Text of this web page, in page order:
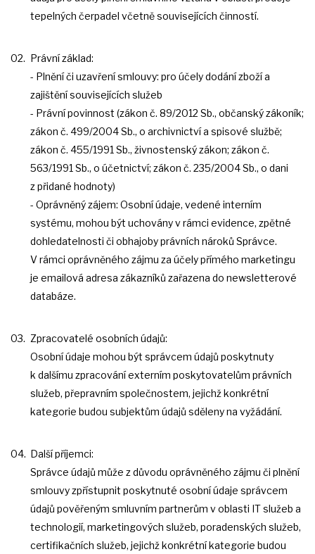
tepelných čerpadel včetně souvisejících činností.
Právní základ:
- Plnění či uzavření smlouvy: pro účely dodání zboží a
zajištění souvisejících služeb
- Právní povinnost (zákon č. 89/2012 Sb., občanský zákoník;
zákon č. 499/2004 Sb., o archivnictví a spisové službě;
zákon č. 455/1991 Sb., živnostenský zákon; zákon č.
563/1991 Sb., o účetnictví; zákon č. 235/2004 Sb., o dani
z přidané hodnoty)
- Oprávněný zájem: Osobní údaje, vedené interním
systému, mohou být uchovány v rámci evidence, zpětné
dohledatelnosti či obhajoby právních nároků Správce.
V rámci oprávněného zájmu za účely přímého marketingu
je emailová adresa zákazníků zařazena do newsletterové
databáze.
Zpracovatelé osobních údajů:
Osobní údaje mohou být správcem údajů poskytnuty
k dalšímu zpracování externím poskytovatelům právních
služeb, přepravním společnostem, jejichž konkrétní
kategorie budou subjektům údajů sděleny na vyžádání.
Další příjemci:
Správce údajů může z důvodu oprávněného zájmu či plnění
smlouvy zpřístupnit poskytnuté osobní údaje správcem
údajů pověřeným smluvním partnerům v oblasti IT služeb a
technologií, marketingových služeb, poradenských služeb,
certifikačních služeb, jejichž konkrétní kategorie budou